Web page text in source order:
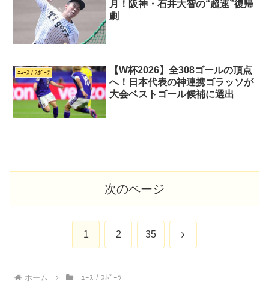
月！阪神・石井大智の“超速”復帰
劇
ﾆｭｰｽ / ｽﾎﾟｰﾂ
【W杯2026】全308ゴールの頂点
へ！日本代表の神連携ゴラッソが
大会ベストゴール候補に選出
次のページ
1 2 35 次
ホーム ﾆｭｰｽ / ｽﾎﾟｰﾂ